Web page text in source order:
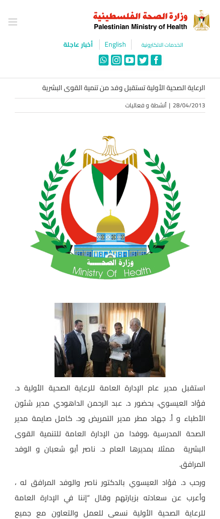
content
الخدمات الالكترونية English أخبار عاجلة
Facebook
Twitter
YouTube
Instagram
WhatsApp
الرعاية الصحية الأولية تستقبل وفد من تنمية القوى البشرية
28/04/2013
| أنشطة و فعاليات
استقبل مدير عام الإدارة العامة للرعاية الصحية الأولية د.
فؤاد العيسوي، بحضور د. عبد الرحمن الداهودي مدير شئون
الأطباء و أ. جهاد مطر مدير التمريض ود. كامل صايمة مدير
الصحة المدرسية ،ووفدا من الإدارة العامة للتنمية القوى
البشرية ممثلا بمديرها العام د. ناصر أبو شعبان و الوفد
المرافق.
ورحب د. فؤاد العيسوي بالدكتور ناصر والوفد المرافق له ،
وأعرب عن سعادته بزيارتهم وقال “إننا في الإدارة العامة
للرعاية الصحية الأولية نسعى للعمل والتعاون مع جميع